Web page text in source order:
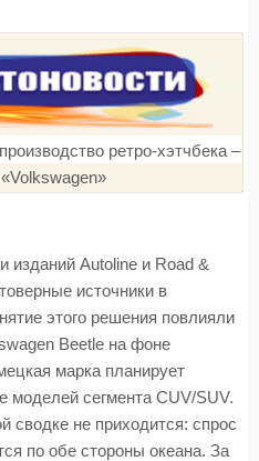
изданий Autoline и Road &
источники в
этого решения повлияли
Beetle на фоне
марка планирует
моделей сегмента CUV/SUV.
сводке не приходится: спрос
по обе стороны океана. За